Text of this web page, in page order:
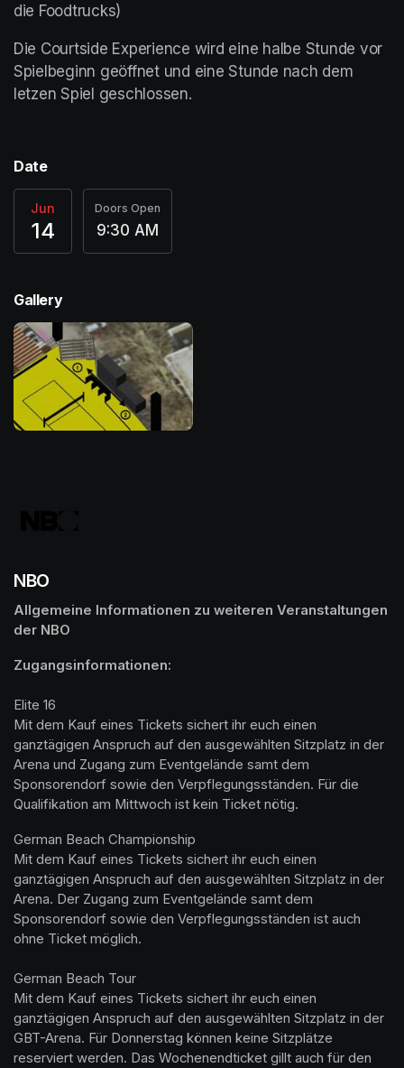
die Foodtrucks)
Die Courtside Experience wird eine halbe Stunde vor
Spielbeginn geöffnet und eine Stunde nach dem
letzen Spiel geschlossen.
Date
Jun
14
Doors Open
9:30 AM
Gallery
NBO
Allgemeine Informationen zu weiteren Veranstaltungen
der NBO
Elite 16
Mit dem Kauf eines Tickets sichert ihr euch einen
ganztägigen Anspruch auf den ausgewählten Sitzplatz in der
Arena und Zugang zum Eventgelände samt dem
Sponsorendorf sowie den Verpflegungsständen. Für die
Qualifikation am Mittwoch ist kein Ticket nötig.
German Beach Championship
Mit dem Kauf eines Tickets sichert ihr euch einen
ganztägigen Anspruch auf den ausgewählten Sitzplatz in der
Arena. Der Zugang zum Eventgelände samt dem
Sponsorendorf sowie den Verpflegungsständen ist auch
ohne Ticket möglich.
German Beach Tour
Mit dem Kauf eines Tickets sichert ihr euch einen
ganztägigen Anspruch auf den ausgewählten Sitzplatz in der
GBT-Arena. Für Donnerstag können keine Sitzplätze
reserviert werden. Das Wochenendticket gillt auch für den